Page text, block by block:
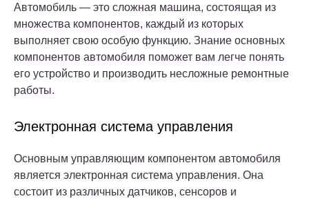
Автомобиль — это сложная машина, состоящая из
множества компонентов, каждый из которых
выполняет свою особую функцию. Знание основных
компонентов автомобиля поможет вам легче понять
его устройство и производить несложные ремонтные
работы.
Электронная система управления
Основным управляющим компонентом автомобиля
является электронная система управления. Она
состоит из различных датчиков, сенсоров и